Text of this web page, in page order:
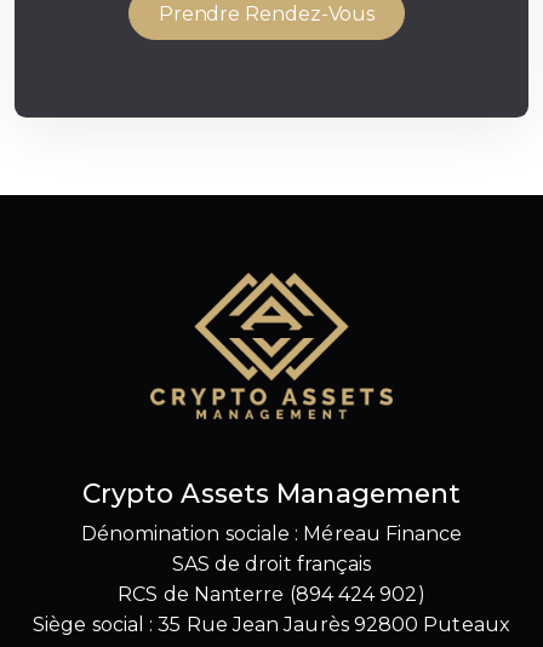
Prendre Rendez-Vous
Crypto Assets Management
Dénomination sociale : Méreau Finance
SAS de droit français
RCS de Nanterre (894 424 902)
Siège social : 35 Rue Jean Jaurès 92800 Puteaux